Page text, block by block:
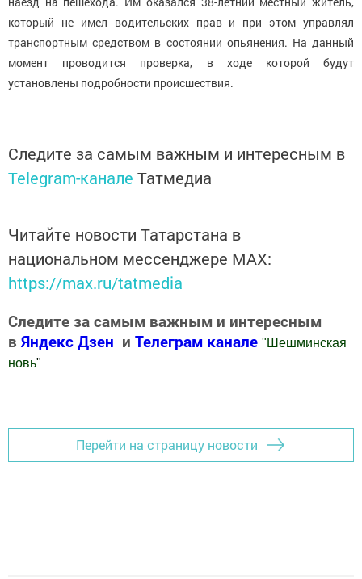
который не имел водительских прав и при этом управлял
транспортным средством в состоянии опьянения. На данный
момент проводится проверка, в ходе которой будут
установлены подробности происшествия.
Следите за самым важным и интересным в
Telegram-канале Татмедиа
Читайте новости Татарстана в
национальном мессенджере MАХ:
https://max.ru/tatmedia
Следите за самым важным и интересным
в Яндекс Дзен и Телеграм канале " Шешминская
новь"
Перейти на страницу новости